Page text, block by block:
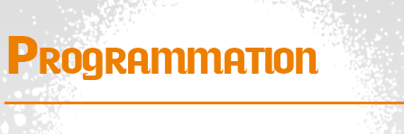
Programmation